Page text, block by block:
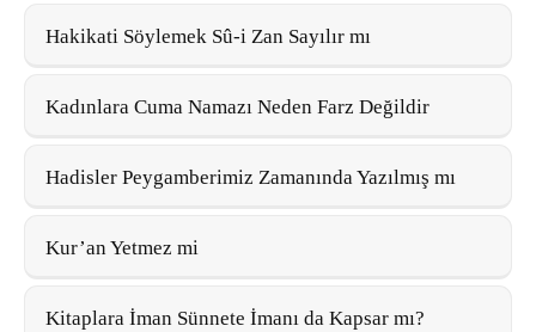
Hakikati Söylemek Sû-i Zan Sayılır mı
Kadınlara Cuma Namazı Neden Farz Değildir
Hadisler Peygamberimiz Zamanında Yazılmış mı
Kur’an Yetmez mi
Kitaplara İman Sünnete İmanı da Kapsar mı?